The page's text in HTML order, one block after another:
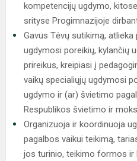
kompetencijų ugdymo,
srityse Progimnazijoje
Gavus Tėvų sutikimą,
ugdymosi poreikių, kylančių
prireikus, kreipiasi į
vaikų specialiųjų ugdymosi
ugdymo ir (ar) švietimo
Respublikos švietimo ir
Organizuoja ir koordinuoja
pagalbos vaikui teikimą,
jos turinio, teikimo formos ir